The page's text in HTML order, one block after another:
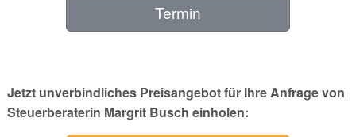
Termin
Jetzt unverbindliches Preisangebot für Ihre Anfrage von
Steuerberaterin Margrit Busch einholen: